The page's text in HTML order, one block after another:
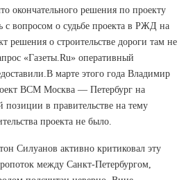
окончательного решения по проекту
с вопросом о судьбе проекта в РЖД на
решения о строительстве дороги там не
«Газеты.Ru» оперативный
марте этого года Владимир
ВСМ Москва — Петербург на
позиции в правительстве на тему
проекта не было.
Силуанов активно критиковал эту
между Санкт-Петербургом,